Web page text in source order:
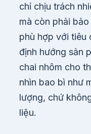
chỉ chịu trách
mà còn phải
phù hợp với tiêu
định hướng sản
chai nhôm cho
nhìn bao bì như
lượng, chứ
liệu.